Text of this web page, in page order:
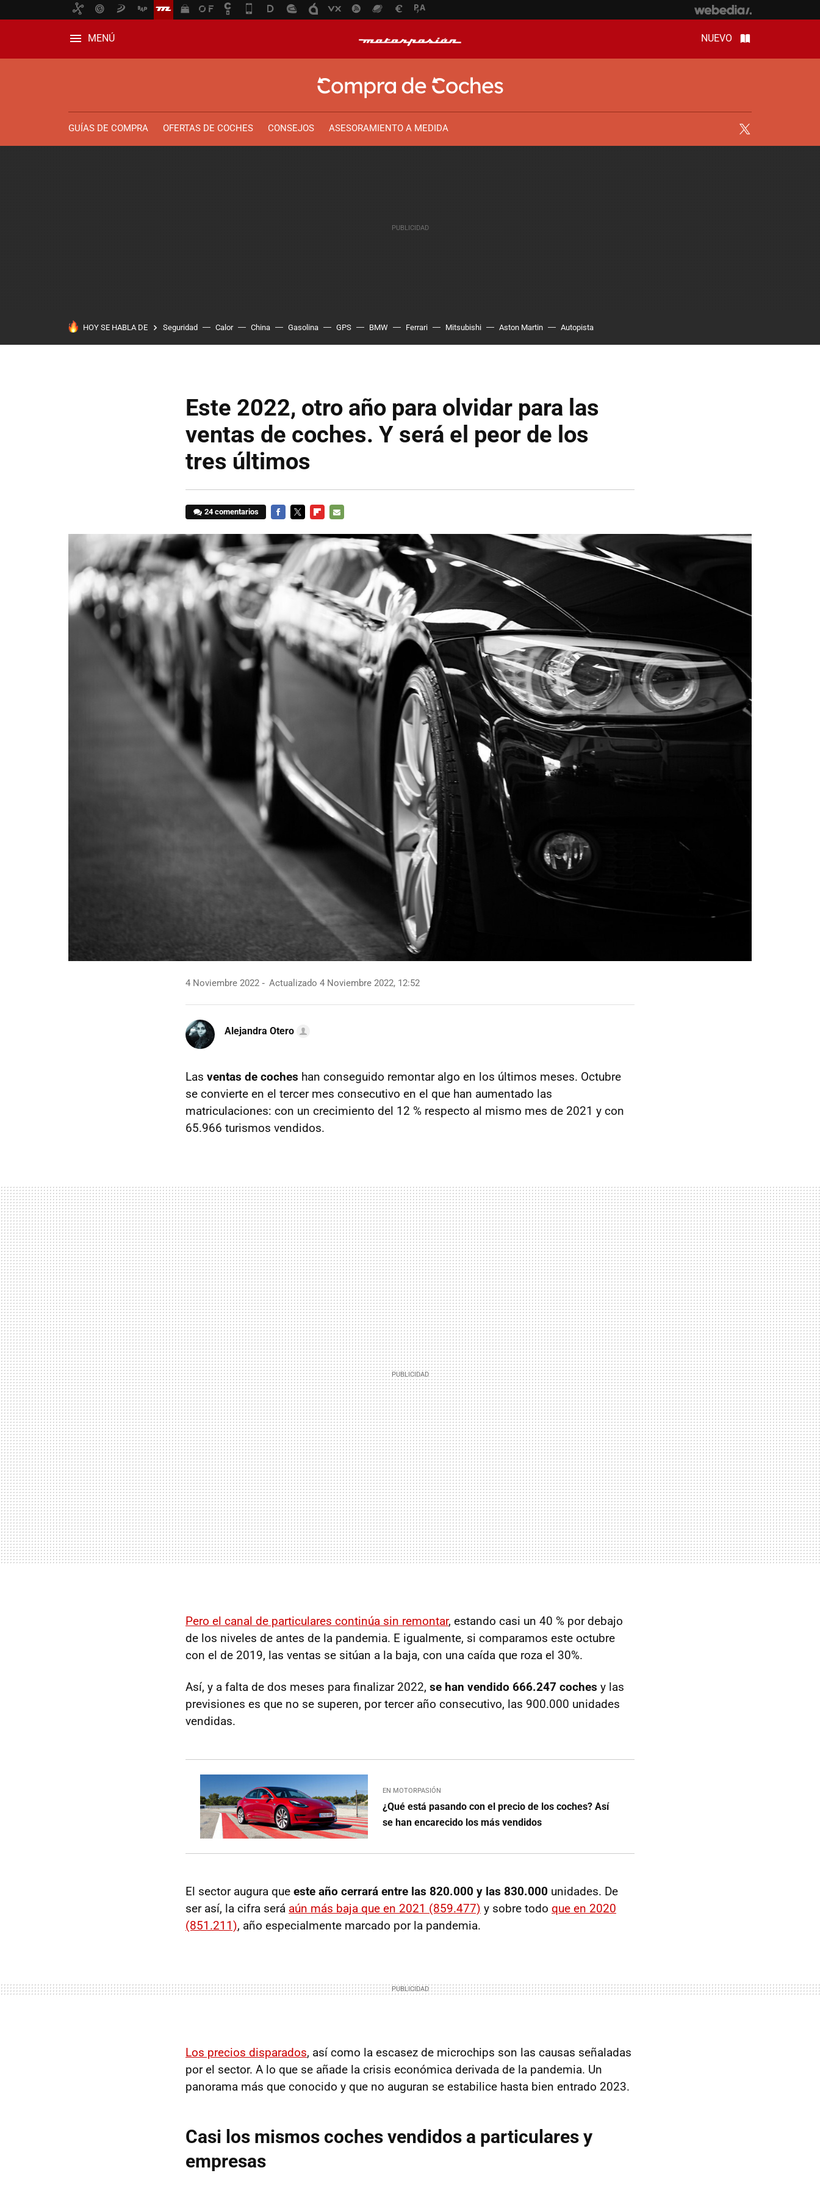
MENÚ NUEVO
GUÍAS DE COMPRA OFERTAS DE COCHES CONSEJOS ASESORAMIENTO A MEDIDA
HOY SE HABLA DE Seguridad Calor China Gasolina GPS BMW Ferrari Mitsubishi Aston Martin Autopista
Este 2022, otro año para olvidar para las
ventas de coches. Y será el peor de los
tres últimos
24 comentarios
MAIL
4 Noviembre 2022 Actualizado 4 Noviembre 2022, 12:52
Alejandra Otero
Las ventas de coches han conseguido remontar algo en los últimos meses. Octubre
se convierte en el tercer mes consecutivo en el que han aumentado las
matriculaciones: con un crecimiento del 12 % respecto al mismo mes de 2021 y con
65.966 turismos vendidos.
Pero el canal de particulares continúa sin remontar, estando casi un 40 % por debajo
de los niveles de antes de la pandemia. E igualmente, si comparamos este octubre
con el de 2019, las ventas se sitúan a la baja, con una caída que roza el 30%.
Así, y a falta de dos meses para finalizar 2022, se han vendido 666.247 coches y las
previsiones es que no se superen, por tercer año consecutivo, las 900.000 unidades
vendidas.
EN MOTORPASIÓN
¿Qué está pasando con el precio de los coches? Así
se han encarecido los más vendidos
El sector augura que este año cerrará entre las 820.000 y las 830.000 unidades. De
ser así, la cifra será aún más baja que en 2021 (859.477) y sobre todo que en 2020
(851.211), año especialmente marcado por la pandemia.
Los precios disparados, así como la escasez de microchips son las causas señaladas
por el sector. A lo que se añade la crisis económica derivada de la pandemia. Un
panorama más que conocido y que no auguran se estabilice hasta bien entrado 2023.
Casi los mismos coches vendidos a particulares y
empresas